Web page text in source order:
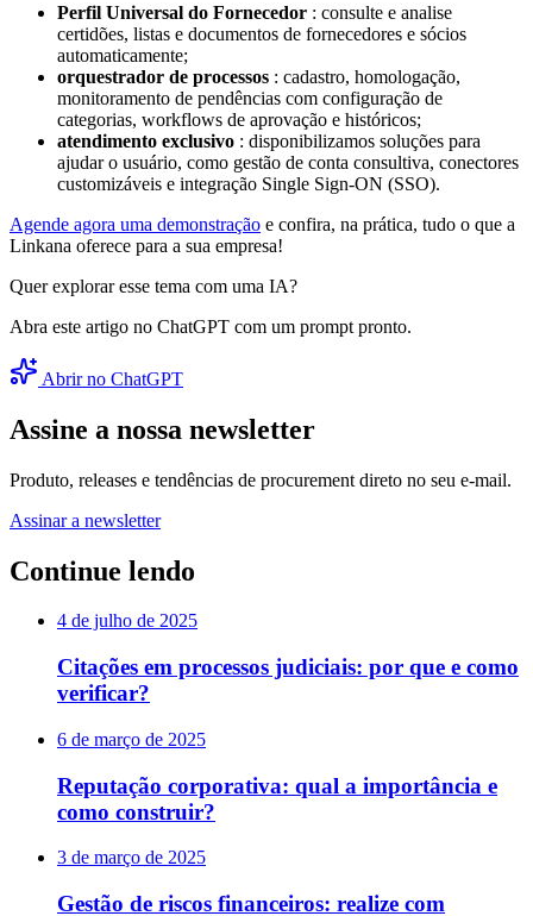
Perfil Universal do Fornecedor : consulte e analise
certidões, listas e documentos de fornecedores e sócios
automaticamente;
orquestrador de processos : cadastro, homologação,
monitoramento de pendências com configuração de
categorias, workflows de aprovação e históricos;
atendimento exclusivo : disponibilizamos soluções para
ajudar o usuário, como gestão de conta consultiva, conectores
customizáveis e integração Single Sign-ON (SSO).
Agende agora uma demonstração e confira, na prática, tudo o que a
Linkana oferece para a sua empresa!
Quer explorar esse tema com uma IA?
Abra este artigo no ChatGPT com um prompt pronto.
Abrir no ChatGPT
Assine a nossa newsletter
Produto, releases e tendências de procurement direto no seu e-mail.
Assinar a newsletter
Continue lendo
4 de julho de 2025
Citações em processos judiciais: por que e como
verificar?
6 de março de 2025
Reputação corporativa: qual a importância e
como construir?
3 de março de 2025
Gestão de riscos financeiros: realize com